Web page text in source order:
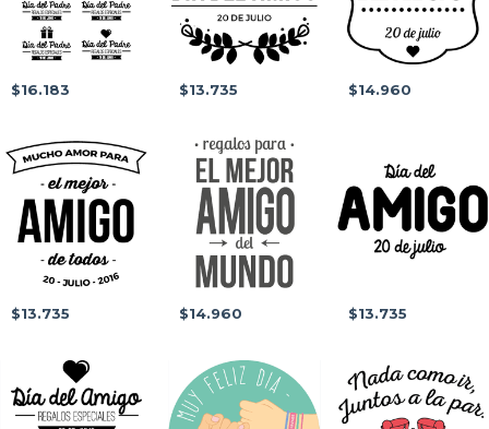
$16.183 $13.735 $14.960
$13.735 $14.960 $13.735